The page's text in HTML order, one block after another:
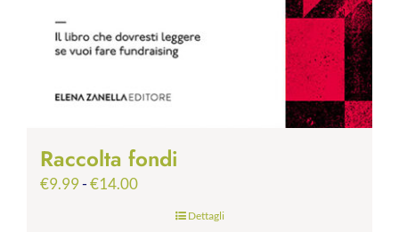
Raccolta fondi
€9.99-€14.00Fascia
prezzo:
Dettagli